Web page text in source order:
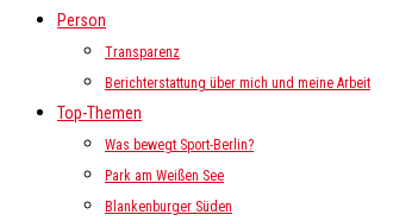
Person
Transparenz
Berichterstattung über mich und meine Arbeit
Top-Themen
Was bewegt Sport-Berlin?
Park am Weißen See
Blankenburger Süden